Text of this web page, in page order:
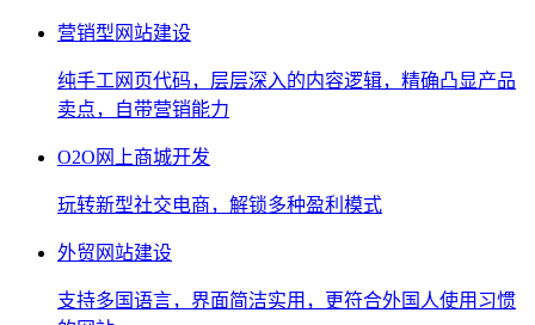
营销型网站建设
纯手工网页代码，层层深入的内容逻辑，精确凸显产品
卖点，自带营销能力
O2O网上商城开发
玩转新型社交电商，解锁多种盈利模式
外贸网站建设
支持多国语言，界面简洁实用，更符合外国人使用习惯